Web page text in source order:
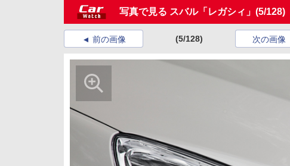
写真で見る スバル「レガシィ」 (5/128)
前の画像 (5/128) 次の画像